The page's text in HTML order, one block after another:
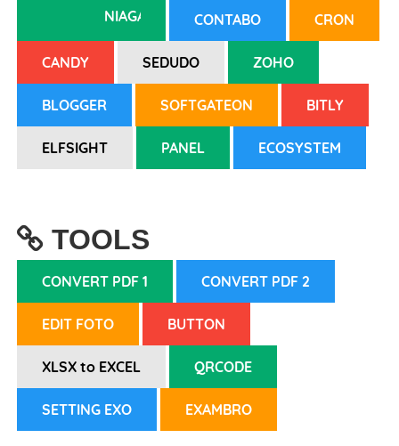
NIAGAHOSTER CONTABO CRON
CANDY SEDUDO ZOHO
BLOGGER SOFTGATEON BITLY
ELFSIGHT PANEL ECOSYSTEM
TOOLS
CONVERT PDF 1 CONVERT PDF 2
EDIT FOTO BUTTON
XLSX to EXCEL QRCODE
SETTING EXO EXAMBRO
Status Anda Sebagai
Pesan/Pertanyaan
Pesan ini akan dikirim melalui Whatsapp